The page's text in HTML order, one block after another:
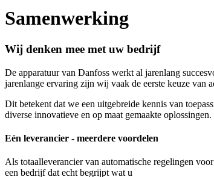
Samenwerking
Wij denken mee met uw bedrijf
De apparatuur van Danfoss werkt al jarenlang
jarenlange ervaring zijn wij vaak de eerste keuze van
Dit betekent dat we een uitgebreide kennis van
diverse innovatieve en op maat gemaakte oplossingen.
Eén leverancier - meerdere voordelen
Als totaalleverancier van automatische regelingen
een bedrijf dat echt begrijpt wat u